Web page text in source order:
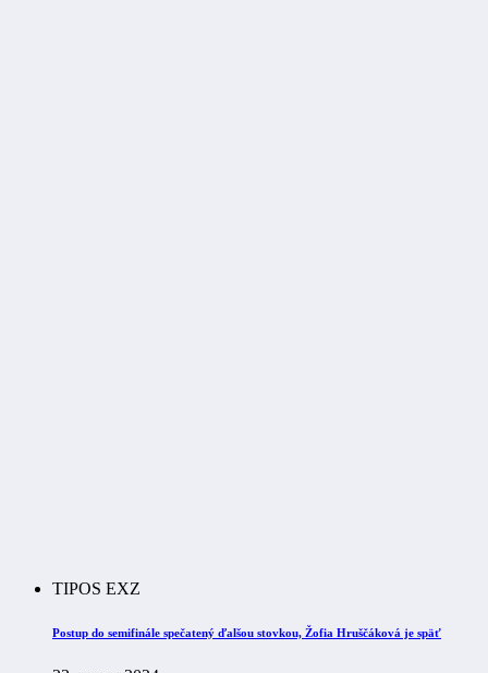
TIPOS EXZ
Postup do semifinále spečatený ďalšou stovkou, Žofia Hruščáková je späť